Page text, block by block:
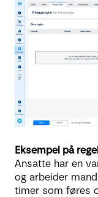
Eksempel på
Ansatte har en
og arbeider
timer som føres